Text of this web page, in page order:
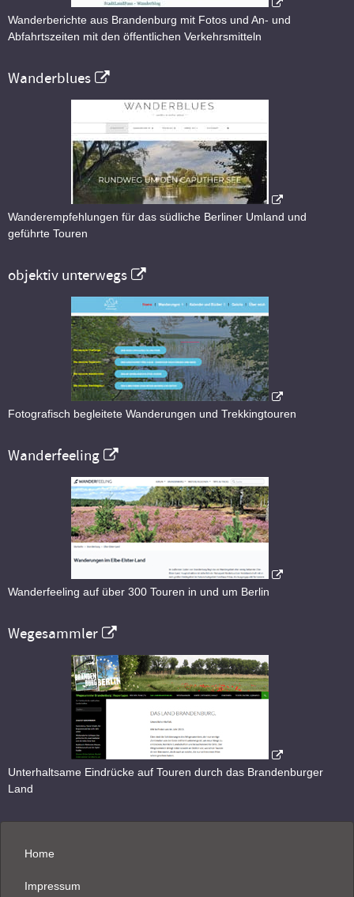
Wanderberichte aus Brandenburg mit Fotos und An- und
Abfahrtszeiten mit den öffentlichen Verkehrsmitteln
Wanderblues
Wanderempfehlungen für das südliche Berliner Umland und
geführte Touren
objektiv unterwegs
Fotografisch begleitete Wanderungen und Trekkingtouren
Wanderfeeling
Wanderfeeling auf über 300 Touren in und um Berlin
Wegesammler
Unterhaltsame Eindrücke auf Touren durch das Brandenburger
Land
Home
Impressum